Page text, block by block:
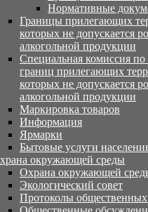
Нормативные
Границы прилегающих
которых не допускается
алкогольной продукции
Специальная комиссия
границ прилегающих
которых не допускается
алкогольной продукции
Маркировка товаров
Информация
Ярмарки
Бытовые услуги
окружающей среды
Охрана окружающей
Экологический совет
Протоколы